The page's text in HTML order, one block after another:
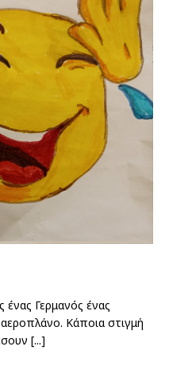
Γερμανός ένας
Κάποια στιγμή
[...]